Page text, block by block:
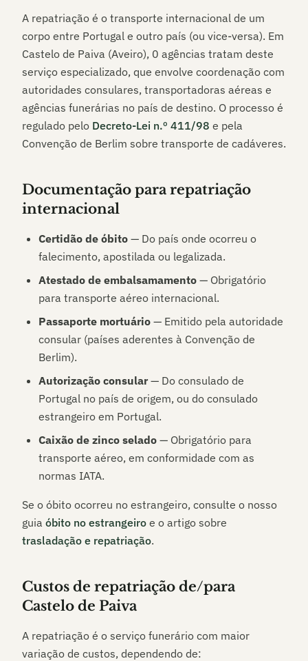
A repatriação é o transporte internacional de um
corpo entre Portugal e outro país (ou vice-versa). Em
Castelo de Paiva (Aveiro), 0 agências tratam deste
serviço especializado, que envolve coordenação com
autoridades consulares, transportadoras aéreas e
agências funerárias no país de destino. O processo é
regulado pelo Decreto-Lei n.º 411/98 e pela
Convenção de Berlim sobre transporte de cadáveres.
Documentação para repatriação
internacional
Certidão de óbito — Do país onde ocorreu o
falecimento, apostilada ou legalizada.
Atestado de embalsamamento — Obrigatório
para transporte aéreo internacional.
Passaporte mortuário — Emitido pela autoridade
consular (países aderentes à Convenção de
Berlim).
Autorização consular — Do consulado de
Portugal no país de origem, ou do consulado
estrangeiro em Portugal.
Caixão de zinco selado — Obrigatório para
transporte aéreo, em conformidade com as
normas IATA.
Se o óbito ocorreu no estrangeiro, consulte o nosso
guia óbito no estrangeiro e o artigo sobre
trasladação e repatriação.
Custos de repatriação de/para
Castelo de Paiva
A repatriação é o serviço funerário com maior
variação de custos, dependendo de: